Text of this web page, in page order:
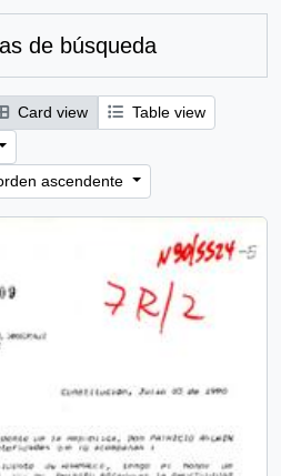
de búsqueda
Card view
Table view
ascendente